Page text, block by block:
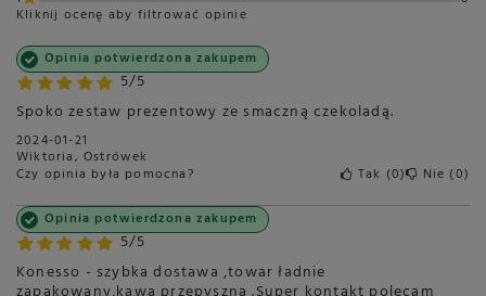
Kliknij ocenę aby filtrować opinie
5/5
Opinia potwierdzona zakupem
Spoko zestaw prezentowy ze smaczną czekoladą.
2024-01-21
Wiktoria, Ostrówek
Czy opinia była pomocna? Tak 0 Nie 0
5/5
Opinia potwierdzona zakupem
Konesso - szybka dostawa ,towar ładnie